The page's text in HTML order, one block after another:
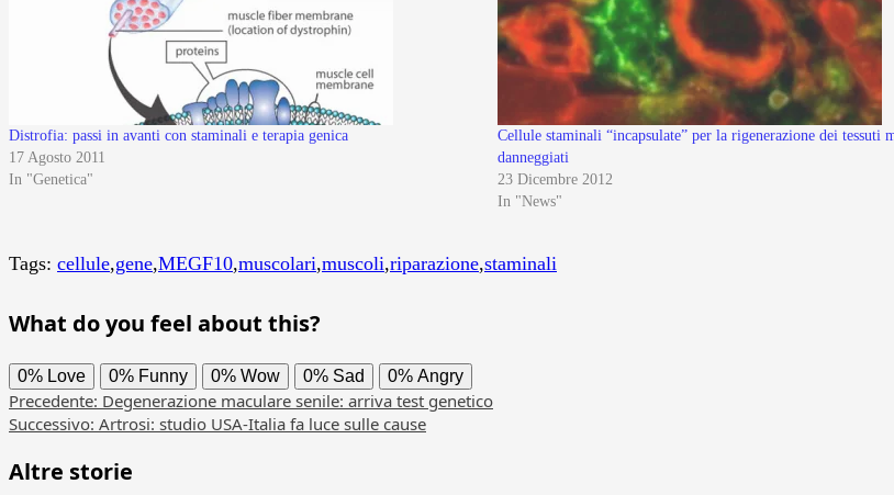
Distrofia: passi in avanti con staminali e terapia genica
17 Agosto 2011
In "Genetica"
Cellule staminali “incapsulate” per la rigenerazione dei tessuti
danneggiati
23 Dicembre 2012
In "News"
Tags: cellule,gene,MEGF10,muscolari,muscoli,riparazione,staminali
What do you feel about this?
0% Love 0% Funny 0% Wow 0% Sad 0% Angry
Navigazione
articolo
Precedente: Degenerazione maculare senile: arriva test genetico
Successivo: Artrosi: studio USA-Italia fa luce sulle cause
Altre storie